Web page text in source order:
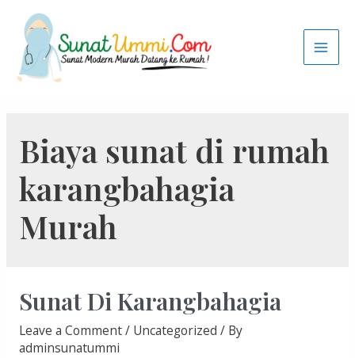
Biaya sunat di rumah
karangbahagia
Murah
Sunat Di Karangbahagia
Leave a Comment/ Uncategorized / By
adminsunatummi